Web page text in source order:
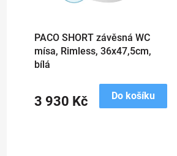
PACO SHORT závěsná WC
mísa, Rimless, 36x47,5cm,
bílá
3 930 Kč Do košíku